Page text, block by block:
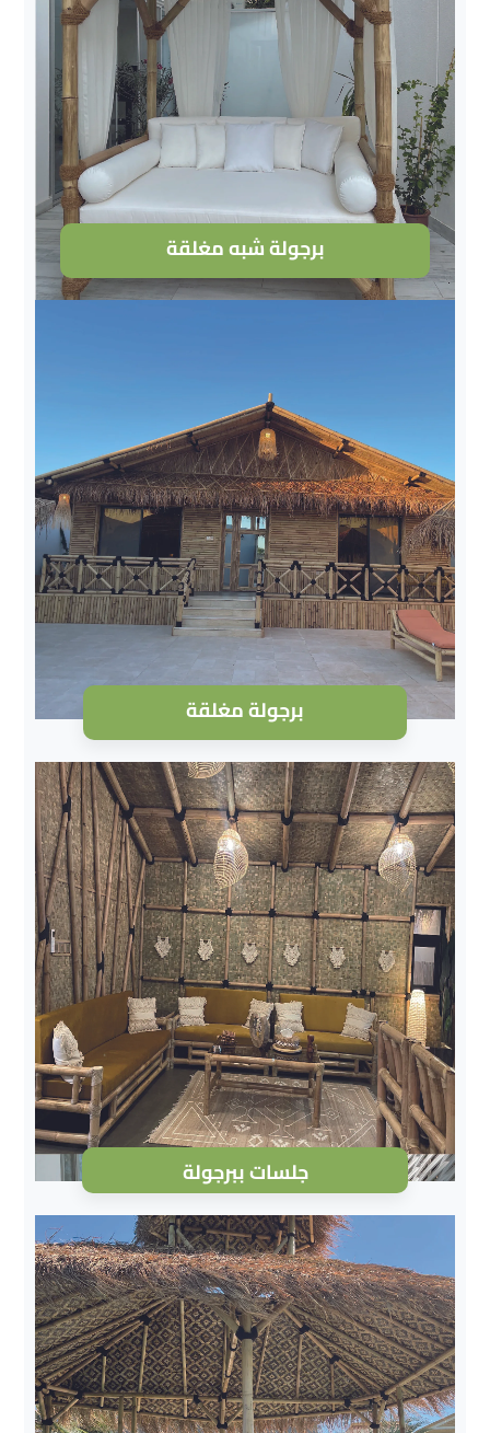
برجولة شبه مغلقة
برجولة مغلقة
جلسات ببرجولة